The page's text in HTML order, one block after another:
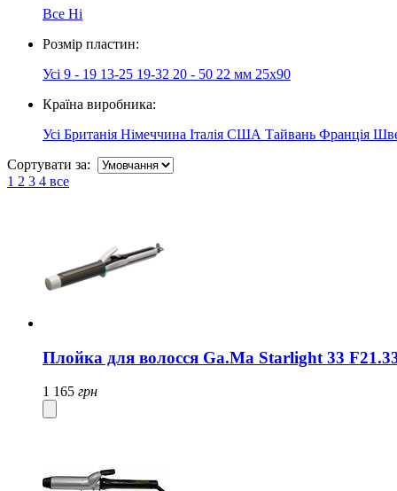
Все Ні
Розмір пластин:
Усі 9 - 19 13-25 19-32 20 - 50 22 мм 25x90
Країна виробника:
Усі Британія Німеччина Італія США Тайвань Франція
Сортувати за:
1 2 3 4 все
Плойка для волосся Ga.Ma Starlight 33
1 165 грн